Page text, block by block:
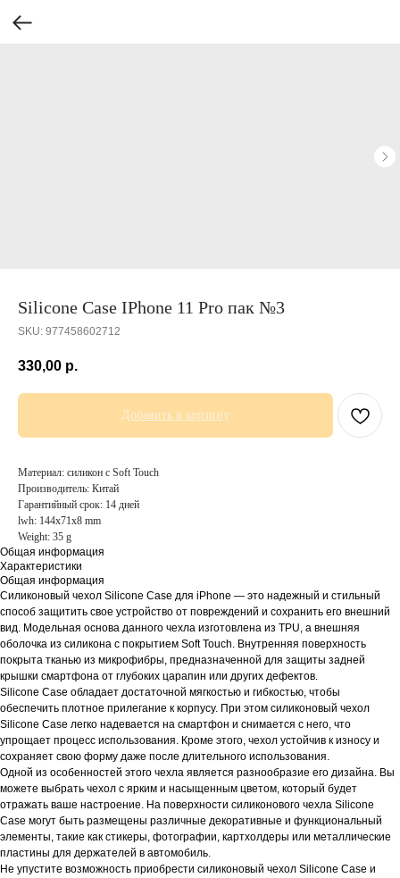
Silicone Case IPhone 11 Pro пак №3
SKU: 977458602712
330,00 р.
Добавить в корзину
Материал: силикон с Soft Touch
Производитель: Китай
Гарантийный срок: 14 дней
lwh: 144x71x8 mm
Weight: 35 g
Общая информация
Характеристики
Общая информация
Силиконовый чехол Silicone Case для iPhone — это надежный и стильный
способ защитить свое устройство от повреждений и сохранить его внешний
вид. Модельная основа данного чехла изготовлена из TPU, а внешняя
оболочка из силикона с покрытием Soft Touch. Внутренняя поверхность
покрыта тканью из микрофибры, предназначенной для защиты задней
крышки смартфона от глубоких царапин или других дефектов.
Silicone Case обладает достаточной мягкостью и гибкостью, чтобы
обеспечить плотное прилегание к корпусу. При этом силиконовый чехол
Silicone Case легко надевается на смартфон и снимается с него, что
упрощает процесс использования. Кроме этого, чехол устойчив к износу и
сохраняет свою форму даже после длительного использования.
Одной из особенностей этого чехла является разнообразие его дизайна. Вы
можете выбрать чехол с ярким и насыщенным цветом, который будет
отражать ваше настроение. На поверхности силиконового чехла Silicone
Case могут быть размещены различные декоративные и функциональный
элементы, такие как стикеры, фотографии, картхолдеры или металлические
пластины для держателей в автомобиль.
Не упустите возможность приобрести силиконовый чехол Silicone Case и